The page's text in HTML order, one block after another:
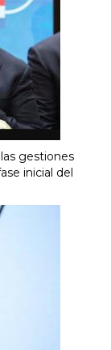
gestiones
inicial del